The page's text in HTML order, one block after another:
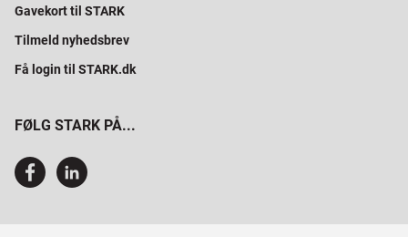
Gavekort til STARK
Tilmeld nyhedsbrev
Få login til STARK.dk
FØLG STARK PÅ...